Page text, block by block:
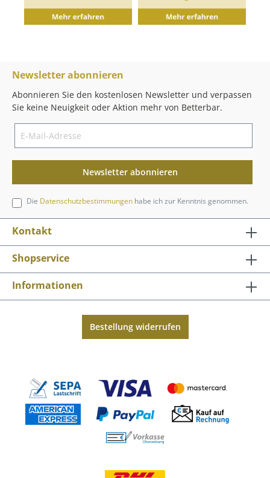
Newsletter abonnieren
Abonnieren Sie den kostenlosen Newsletter und verpassen
Sie keine Neuigkeit oder Aktion mehr von Betterbar.
Newsletter abonnieren
Die Datenschutzbestimmungen habe ich zur Kenntnis genommen.
Kontakt
Shopservice
Informationen
Bestellung widerrufen